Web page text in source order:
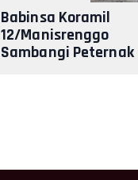
Babinsa Koramil
12/Manisrenggo
Sambangi Peternak